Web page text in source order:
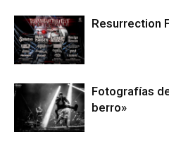
Resurrection
Fotografías
berro»